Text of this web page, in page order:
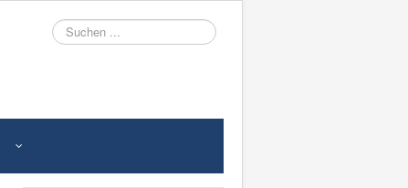
Suche